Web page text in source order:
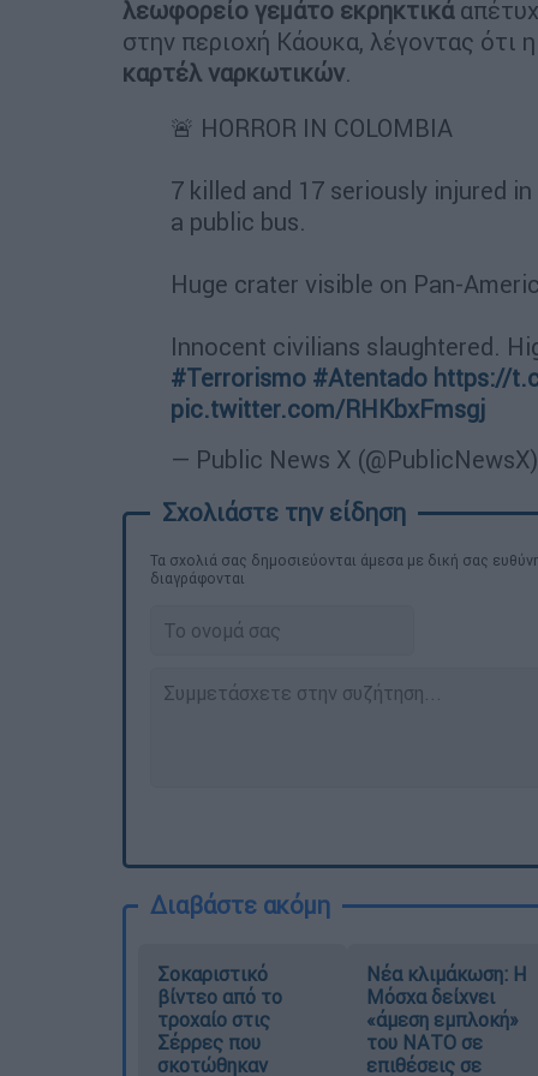
λεωφορείο γεμάτο εκρηκτικά
στην περιοχή Κάουκα, λέγοντας ότι
καρτέλ ναρκωτικών.
🚨 HORROR IN COLOMBIA
7 killed and 17 seriously injured
a public bus.
Huge crater visible on Pan-
Innocent civilians slaughtered.
#Terrorismo #Atentado https://
pic.twitter.com/RHKbxFmsgj
— Public News X (@PublicNewsX)
Τα σχολιά σας δημοσιεύονται άμεσα με δική σας
διαγράφονται
Διαβάστε ακόμη
Σοκαριστικό
βίντεο από το
τροχαίο στις
Σέρρες που
σκοτώθηκαν
Νέα κλιμάκωση: Η
Μόσχα δείχνει
«άμεση εμπλοκή»
του ΝΑΤΟ σε
επιθέσεις σε